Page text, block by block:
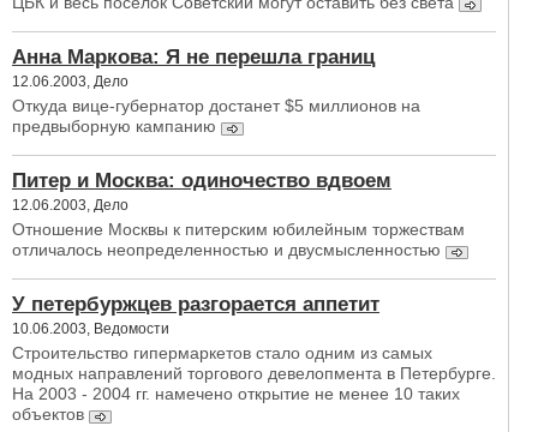
Анна Маркова: Я не перешла границ
12.06.2003, Дело
Откуда вице-губернатор достанет $5 миллионов на
предвыборную кампанию
Питер и Москва: одиночество вдвоем
12.06.2003, Дело
Отношение Москвы к питерским юбилейным торжествам
отличалось неопределенностью и двусмысленностью
У петербуржцев разгорается аппетит
10.06.2003, Ведомости
Строительство гипермаркетов стало одним из самых
модных направлений торгового девелопмента в Петербурге.
На 2003 - 2004 гг. намечено открытие не менее 10 таких
объектов